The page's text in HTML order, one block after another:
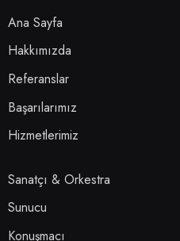
Ana Sayfa
Hakkımızda
Referanslar
Başarılarımız
Hizmetlerimiz
Sanatçı & Orkestra
Sunucu
Konuşmacı